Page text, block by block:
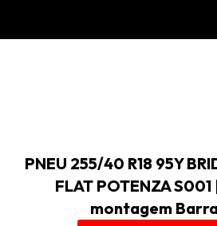
PNEU 255/40 R18 95Y
FLAT POTENZA
montagem